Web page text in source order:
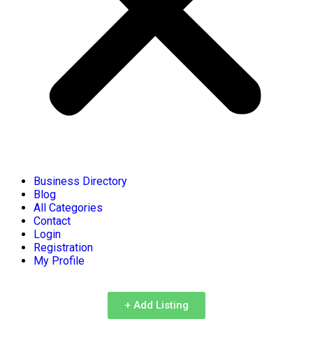
Business Directory
Blog
All Categories
Contact
Login
Registration
My Profile
+ Add Listing